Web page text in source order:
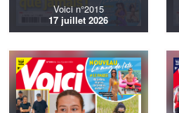
Voici n°2015
17 juillet 2026